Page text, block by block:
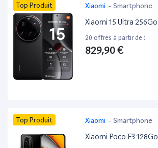
Top Produit Xiaomi - Smartphone
Xiaomi 15 Ultra 256Go
20 offres à partir de :
829,90 €
Top Produit Xiaomi - Smartphone
Xiaomi Poco F3 128Go